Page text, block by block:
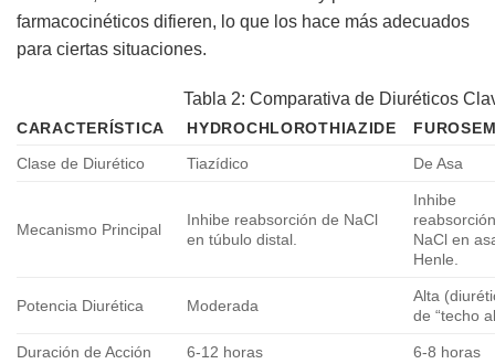
farmacocinéticos difieren, lo que los hace más adecuados
para ciertas situaciones.
Tabla 2: Comparativa de Diuréticos
CARACTERÍSTICA HYDROCHLOROTHIAZIDE
Clase de Diurético
Tiazídico De Asa
Mecanismo Principal
Inhibe reabsorción de NaCl
en túbulo distal.
Inhibe
NaCl en
Henle.
Potencia Diurética Moderada
Alta
de “techo
Duración de Acción 6-12 horas 6-8 horas